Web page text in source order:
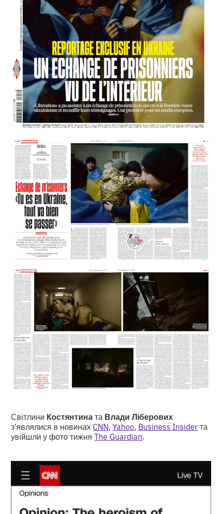
Світлини Костянтината Влади Ліберових
з’являлися в новинах CNN,Yahoo, Business Insiderта
увійшли у фото тижняThe Guardian.